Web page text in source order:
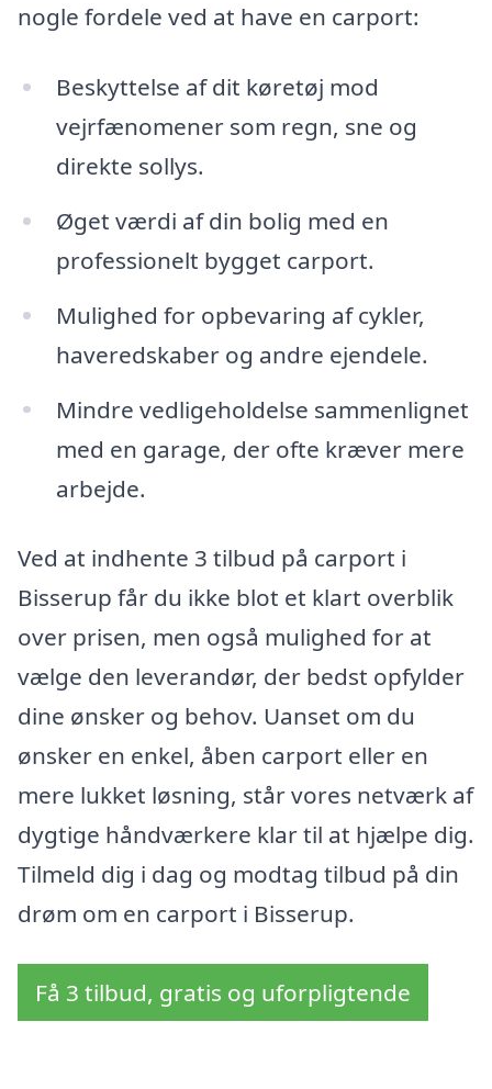
nogle fordele ved at have en carport:
Beskyttelse af dit køretøj mod
vejrfænomener som regn, sne og
direkte sollys.
Øget værdi af din bolig med en
professionelt bygget carport.
Mulighed for opbevaring af cykler,
haveredskaber og andre ejendele.
Mindre vedligeholdelse sammenlignet
med en garage, der ofte kræver mere
arbejde.
Ved at indhente 3 tilbud på carport i
Bisserup får du ikke blot et klart overblik
over prisen, men også mulighed for at
vælge den leverandør, der bedst opfylder
dine ønsker og behov. Uanset om du
ønsker en enkel, åben carport eller en
mere lukket løsning, står vores netværk af
dygtige håndværkere klar til at hjælpe dig.
Tilmeld dig i dag og modtag tilbud på din
drøm om en carport i Bisserup.
Få 3 tilbud, gratis og uforpligtende